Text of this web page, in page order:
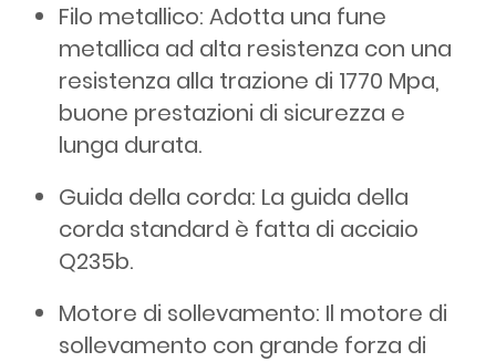
Filo metallico: Adotta una fune
metallica ad alta resistenza con una
resistenza alla trazione di 1770 Mpa,
buone prestazioni di sicurezza e
lunga durata.
Guida della corda: La guida della
corda standard è fatta di acciaio
Q235b.
Motore di sollevamento: Il motore di
sollevamento con grande forza di